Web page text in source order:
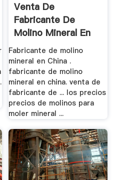
Venta De
Fabricante De
Molino Mineral En
China
Fabricante de molino
mineral en China .
fabricante de molino
mineral en china. venta de
fabricante de ... los precios
precios de molinos para
moler mineral ...